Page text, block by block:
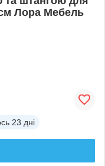
Лора Мебель
23 дні